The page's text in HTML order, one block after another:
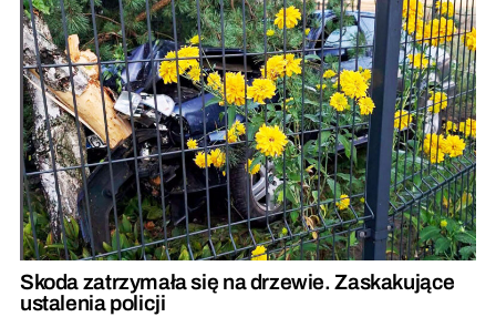
Skoda zatrzymała się na drzewie. Zaskakujące
ustalenia policji